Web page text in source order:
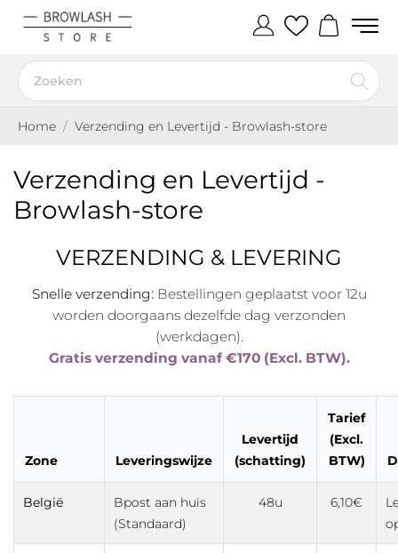
Home Verzending en Levertijd - Browlash-store
Verzending en Levertijd -
Browlash-store
VERZENDING & LEVERING
Snelle verzending:Bestellingen geplaatst voor 12u
worden doorgaans dezelfde dag verzonden
(werkdagen).
Gratis verzending vanaf €170 (Excl. BTW).
Zone Leveringswijze
Levertijd
(schatting)
Tarief
(Excl.
BTW)
België
Bpost aan huis
(Standaard)
48u 6,10€